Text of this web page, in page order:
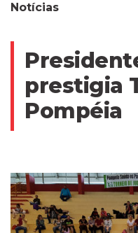
Notícias
prestigia
Pompéia